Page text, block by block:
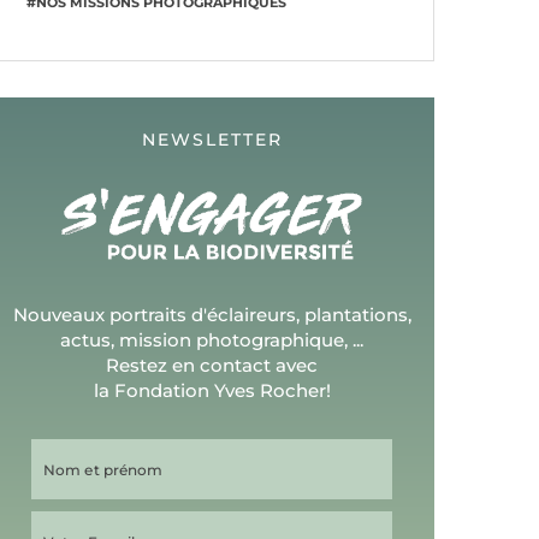
NEWSLETTER
Nouveaux portraits d'éclaireurs, plantations,
actus, mission photographique, ...
Restez en contact avec
la Fondation Yves Rocher!